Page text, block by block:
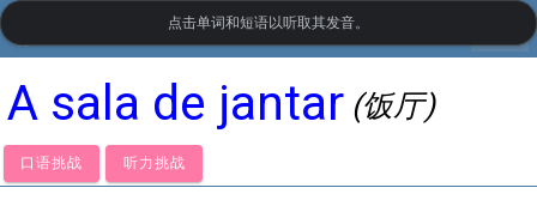
LanguageGuide.org•葡萄牙语视觉词汇
A sala de jantar (饭厅)
口语挑战 听力挑战
点击单词和短语以听取其发音。